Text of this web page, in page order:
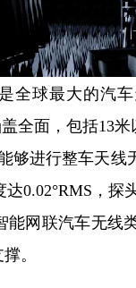
全球最大的汽
全面，包括13
够进行整车天线
0.02°RMS，
能网联汽车无线
。